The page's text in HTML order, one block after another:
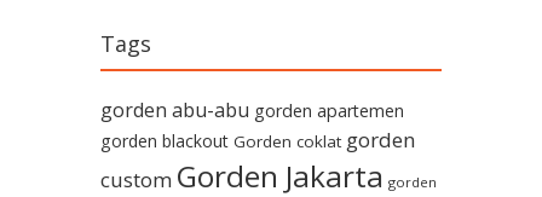
Tags
gorden abu-abu gorden apartemen
gorden blackout Gorden coklat gorden
custom Gorden Jakarta gorden